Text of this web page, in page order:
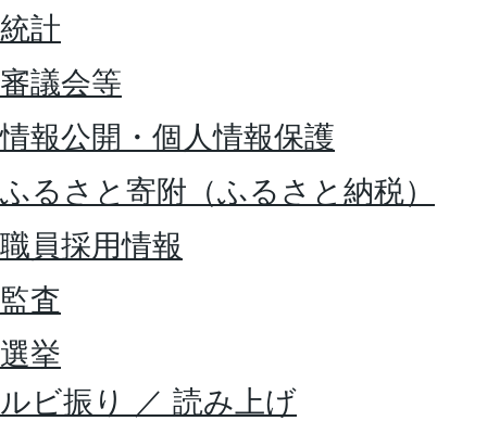
統計
審議会等
情報公開・個人情報保護
ふるさと寄附（ふるさと納税）
職員採用情報
監査
選挙
ルビ振り
／ 読み上げ